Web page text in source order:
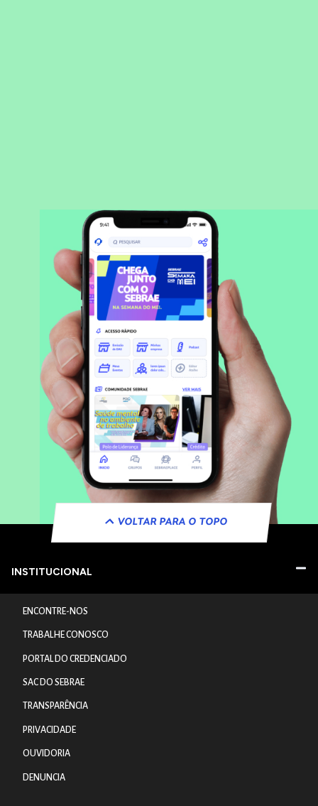
VOLTAR PARA O TOPO
INSTITUCIONAL
ENCONTRE-NOS
TRABALHE CONOSCO
PORTAL DO CREDENCIADO
SAC DO SEBRAE
TRANSPARÊNCIA
PRIVACIDADE
OUVIDORIA
DENUNCIA